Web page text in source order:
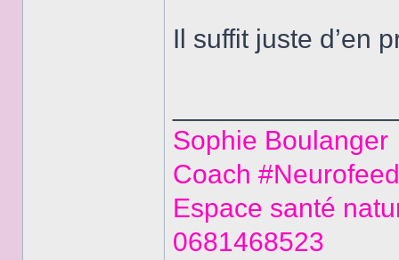
Il suffit juste d’en
Sophie Boulanger
Coach
Espace santé
0681468523